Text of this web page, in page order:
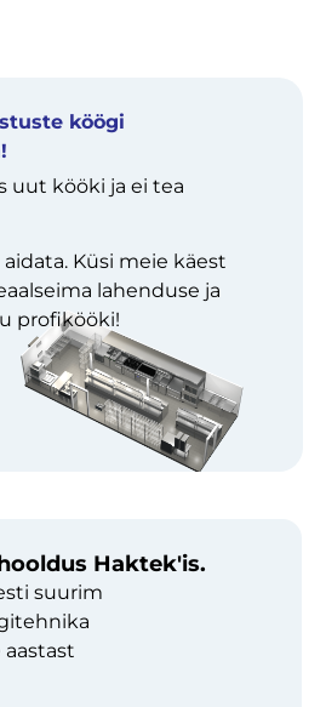
köögi
uut kööki ja ei tea
Küsi meie käest
lahenduse ja
profikööki!
Haktek'is.
suurim